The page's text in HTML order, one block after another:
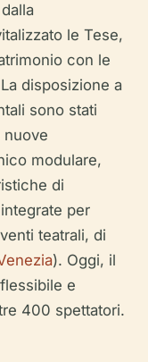
le Tese,
con le
disposizione a
sono stati
nuove
modulare,
di
per
teatrali, di
). Oggi, il
e
400 spettatori.